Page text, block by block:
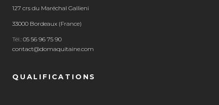
127 crs du Maréchal Gallieni
33000 Bordeaux (France)
Tél.: 05 56 96 75 90
contact@domaquitaine.com
QUALIFICATIONS